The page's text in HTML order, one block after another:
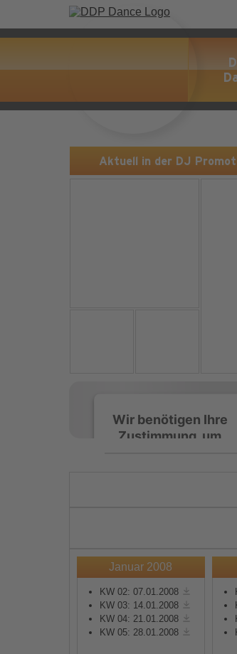
Aktuell in der DJ
Wir benötigen Ihre
Zustimmung, um
Aktivitäten sammeln.
Bitte lesen Sie die Details
durch und stimmen Sie
der Nutzung des Service
zu, um diese Inhalte
anzuzeigen.
Januar 2008
KW 02: 07.01.2008
KW 03: 14.01.2008
KW 04: 21.01.2008
KW 05: 28.01.2008